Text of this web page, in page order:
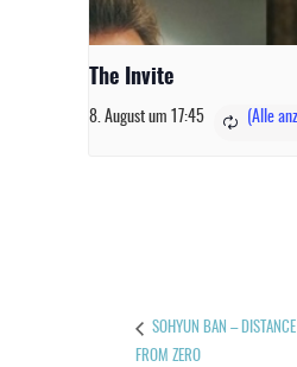
The Invite
8. August um 17:45
SOHYUN BAN – DISTANCE
FROM ZERO